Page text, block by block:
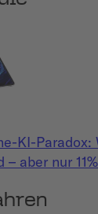
KI-Paradox:
– aber nur